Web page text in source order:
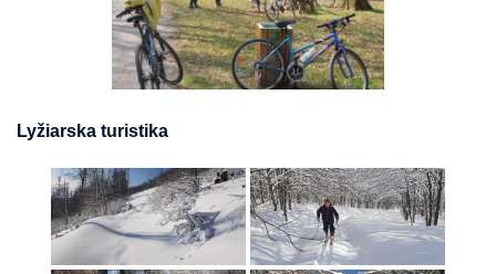
Lyžiarska turistika